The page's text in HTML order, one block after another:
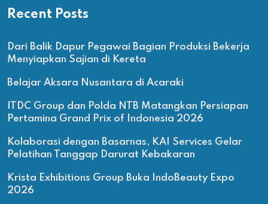
Recent Posts
Dari Balik Dapur Pegawai Bagian Produksi Bekerja
Menyiapkan Sajian di Kereta
Belajar Aksara Nusantara di Acaraki
ITDC Group dan Polda NTB Matangkan Persiapan
Pertamina Grand Prix of Indonesia 2026
Kolaborasi dengan Basarnas, KAI Services Gelar
Pelatihan Tanggap Darurat Kebakaran
Krista Exhibitions Group Buka IndoBeauty Expo
2026